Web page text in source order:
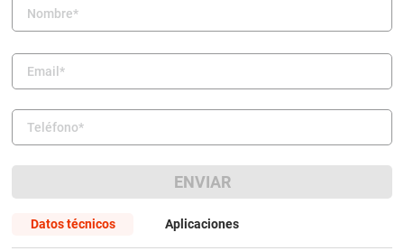
ENVIAR
Datos técnicos Aplicaciones
9.
amortiguador
10. citroen c4